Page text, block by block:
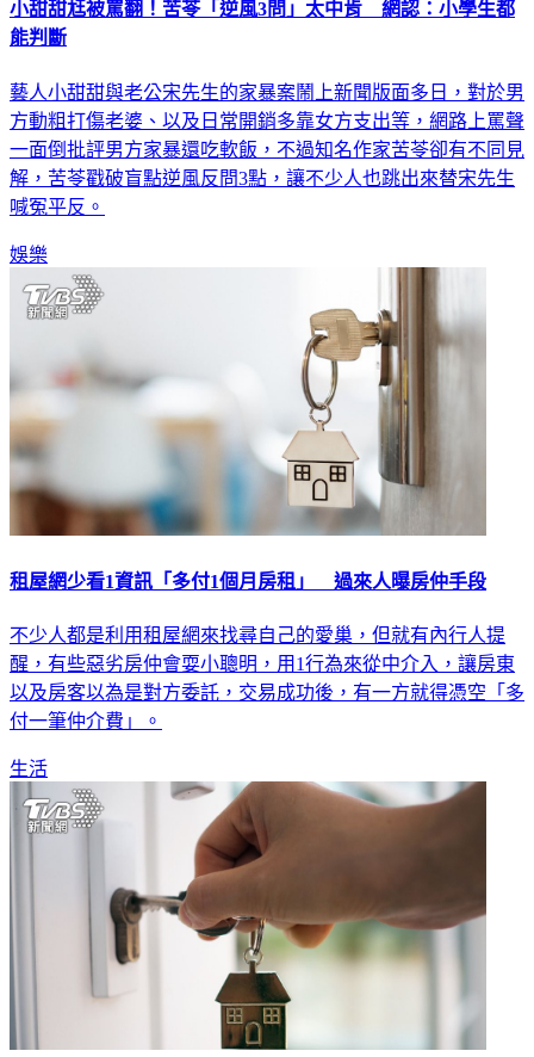
小甜甜尪被罵翻！苦苓「逆風3問」太中肯 網認：小學生都
能判斷
藝人小甜甜與老公宋先生的家暴案鬧上新聞版面多日，對於男
方動粗打傷老婆、以及日常開銷多靠女方支出等，網路上罵聲
一面倒批評男方家暴還吃軟飯，不過知名作家苦苓卻有不同見
解，苦苓戳破盲點逆風反問3點，讓不少人也跳出來替宋先生
喊冤平反。
娛樂
租屋網少看1資訊「多付1個月房租」 過來人曝房仲手段
不少人都是利用租屋網來找尋自己的愛巢，但就有內行人提
醒，有些惡劣房仲會耍小聰明，用1行為來從中介入，讓房東
以及房客以為是對方委託，交易成功後，有一方就得憑空「多
付一筆仲介費」。
生活